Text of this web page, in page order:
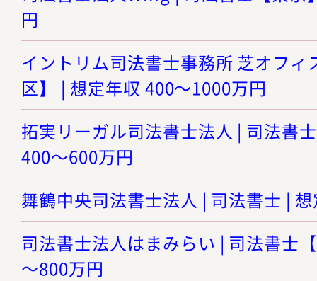
円
イントリム司法書士事務所 芝オフ
区】 | 想定年収 400～1000万円
拓実リーガル司法書士法人 | 司法書
400～600万円
舞鶴中央司法書士法人 | 司法書士 |
司法書士法人はまみらい | 司法書士
～800万円